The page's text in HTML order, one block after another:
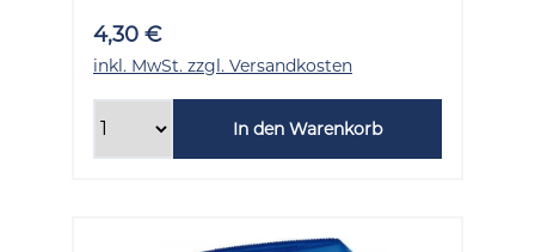
4,30 €
inkl. MwSt. zzgl. Versandkosten
In den Warenkorb